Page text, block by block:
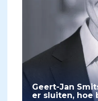
Geert-Jan
er sluiten, hoe